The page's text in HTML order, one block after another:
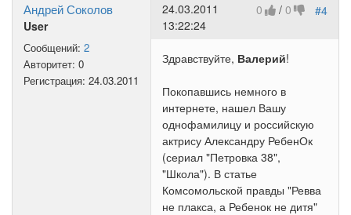
Андрей Соколов
User
Сообщений: 2
Авторитет: 0
Регистрация: 24.03.2011
#4
0 / 0
24.03.2011
13:22:24
Здравствуйте, Валерий!
Покопавшись немного в
интернете, нашел Вашу
однофамилицу и российскую
актрису Александру РебенОк
(сериал "Петровка 38",
"Школа"). В статье
Комсомольской правды "Ревва
не плакса, а Ребенок не дитя"